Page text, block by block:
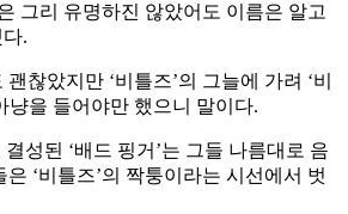
그리 유명하진 않았어도 이름은 알고
.
찮았지만 ‘비틀즈’의 그늘에 가려 ‘비
냥을 들어야만 했으니 말이다.
결성된 ‘배드 핑거’는 그들 나름대로 음
‘비틀즈’의 짝퉁이라는 시선에서 벗